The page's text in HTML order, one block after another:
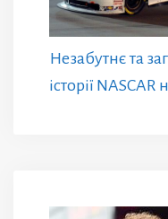
Незабутнє та
історії NASCAR